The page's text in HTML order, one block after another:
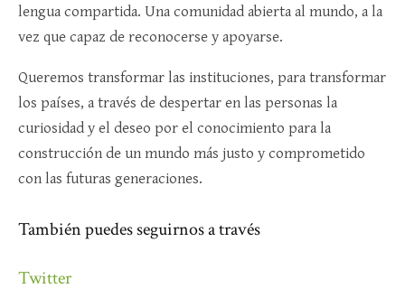
lengua compartida. Una comunidad abierta al mundo, a la
vez que capaz de reconocerse y apoyarse.
Queremos transformar las instituciones, para transformar
los países, a través de despertar en las personas la
curiosidad y el deseo por el conocimiento para la
construcción de un mundo más justo y comprometido
con las futuras generaciones.
También puedes seguirnos a través
Twitter